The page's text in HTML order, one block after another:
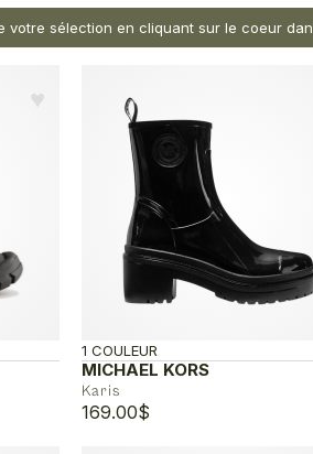
sélection en cliquant sur le coeur
♥︎
MICHAEL KORS
Karis
1 COULEUR
169.00$